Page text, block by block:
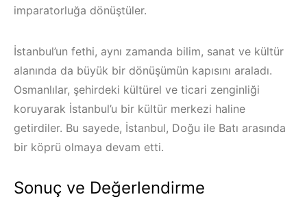
imparatorluğa dönüştüler.
İstanbul’un fethi, aynı zamanda bilim, sanat ve kültür
alanında da büyük bir dönüşümün kapısını araladı.
Osmanlılar, şehirdeki kültürel ve ticari zenginliği
koruyarak İstanbul’u bir kültür merkezi haline
getirdiler. Bu sayede, İstanbul, Doğu ile Batı arasında
bir köprü olmaya devam etti.
Sonuç ve Değerlendirme